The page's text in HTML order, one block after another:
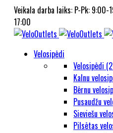
Veikala darba laiks: P-Pk:
17:00
Velosipēdi
Velosipēdi
Kalnu
Bērnu
Pusaudžu
Sieviešu
Pilsētas